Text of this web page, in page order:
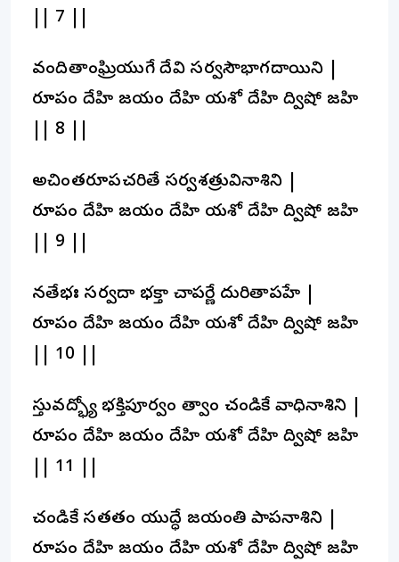
|| 7 ||
వందితాంఘ్రియుగే దేవి సర్వసౌభాగ్యదాయిని |
రూపం దేహి జయం దేహి యశో దేహి ద్విషో జహి
|| 8 ||
అచింత్యరూపచరితే సర్వశత్రువినాశిని |
రూపం దేహి జయం దేహి యశో దేహి ద్విషో జహి
|| 9 ||
నతేభ్యః సర్వదా భక్త్యా చాపర్ణే దురితాపహే |
రూపం దేహి జయం దేహి యశో దేహి ద్విషో జహి
|| 10 ||
స్తువద్భ్యో భక్తిపూర్వం త్వాం చండికే వ్యాధినాశిని |
రూపం దేహి జయం దేహి యశో దేహి ద్విషో జహి
|| 11 ||
చండికే సతతం యుద్ధే జయంతి పాపనాశిని |
రూపం దేహి జయం దేహి యశో దేహి ద్విషో జహి